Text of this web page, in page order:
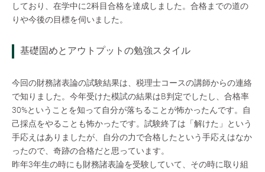
しており、在学中に2科目合格を達成しました。合格までの道の
りや今後の目標を伺いました。
基礎固めとアウトプットの勉強スタイル
今回の財務諸表論の試験結果は、税理士コースの講師からの連絡
で知りました。今年受けた模試の結果はB判定でしたし、合格率
30%ということを知って自分が落ちることが怖かったんです。自
己採点をやることも怖かったです。試験終了は「解けた」という
手応えはありましたが、自分の力で合格したという手応えはなか
ったので、奇跡の合格だと思っています。
昨年3年生の時にも財務諸表論を受験していて、その時に取り組